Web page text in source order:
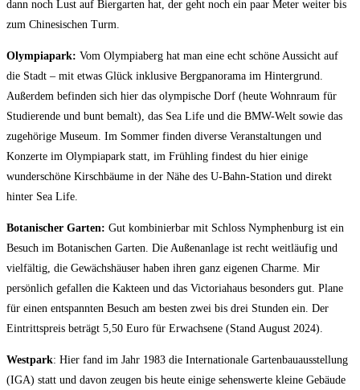
dann noch Lust auf Biergarten hat, der geht noch ein paar Meter weiter bis
zum Chinesischen Turm.
Olympiapark: Vom Olympiaberg hat man eine echt schöne Aussicht auf
die Stadt – mit etwas Glück inklusive Bergpanorama im Hintergrund.
Außerdem befinden sich hier das olympische Dorf (heute Wohnraum für
Studierende und bunt bemalt), das Sea Life und die BMW-Welt sowie das
zugehörige Museum. Im Sommer finden diverse Veranstaltungen und
Konzerte im Olympiapark statt, im Frühling findest du hier einige
wunderschöne Kirschbäume in der Nähe des U-Bahn-Station und direkt
hinter Sea Life.
Botanischer Garten: Gut kombinierbar mit Schloss Nymphenburg ist ein
Besuch im Botanischen Garten. Die Außenanlage ist recht weitläufig und
vielfältig, die Gewächshäuser haben ihren ganz eigenen Charme. Mir
persönlich gefallen die Kakteen und das Victoriahaus besonders gut. Plane
für einen entspannten Besuch am besten zwei bis drei Stunden ein. Der
Eintrittspreis beträgt 5,50 Euro für Erwachsene (Stand August 2024).
Westpark: Hier fand im Jahr 1983 die Internationale Gartenbauausstellung
(IGA) statt und davon zeugen bis heute einige sehenswerte kleine Gebäude